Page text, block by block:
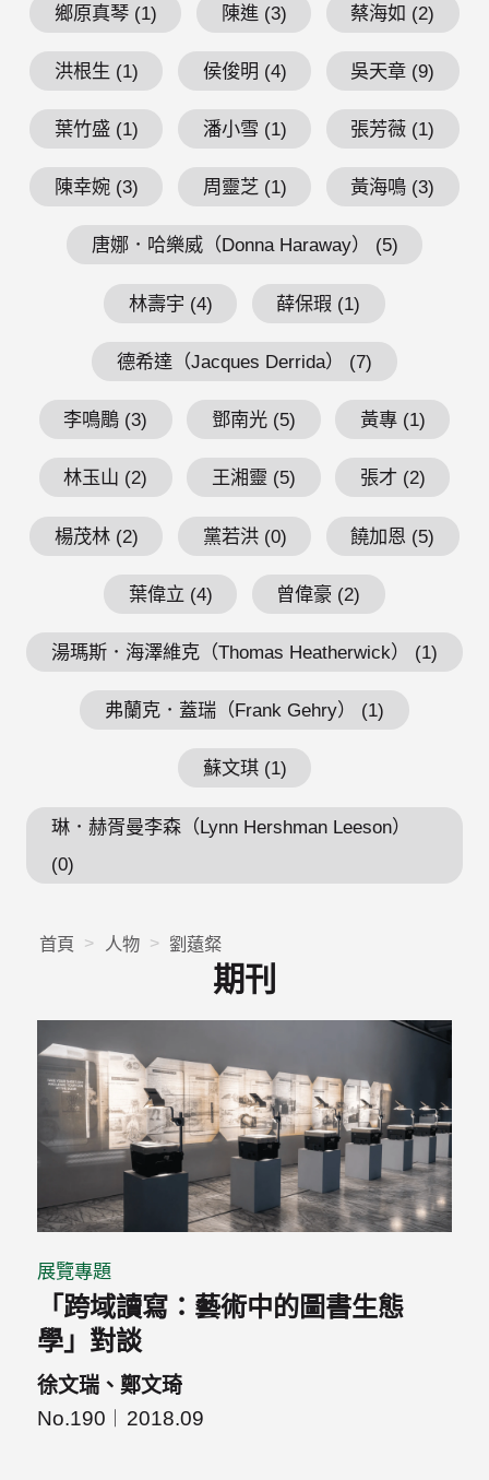
鄉原真琴 (1) 陳進 (3) 蔡海如 (2)
洪根生 (1) 侯俊明 (4) 吳天章 (9)
葉竹盛 (1) 潘小雪 (1) 張芳薇 (1)
陳幸婉 (3) 周靈芝 (1) 黃海鳴 (3)
唐娜．哈樂威（Donna Haraway） (5)
林壽宇 (4) 薛保瑕 (1)
德希達（Jacques Derrida） (7)
李鳴鵰 (3) 鄧南光 (5) 黃專 (1)
林玉山 (2) 王湘靈 (5) 張才 (2)
楊茂林 (2) 黨若洪 (0) 饒加恩 (5)
葉偉立 (4) 曾偉豪 (2)
湯瑪斯．海澤維克（Thomas Heatherwick） (1)
弗蘭克．蓋瑞（Frank Gehry） (1)
蘇文琪 (1)
琳．赫胥曼李森（Lynn Hershman Leeson）
(0)
首頁 人物 劉薳粲
期刊
展覽專題
「跨域讀寫：藝術中的圖書生態
學」對談
徐文瑞、鄭文琦
No.190
2018.09